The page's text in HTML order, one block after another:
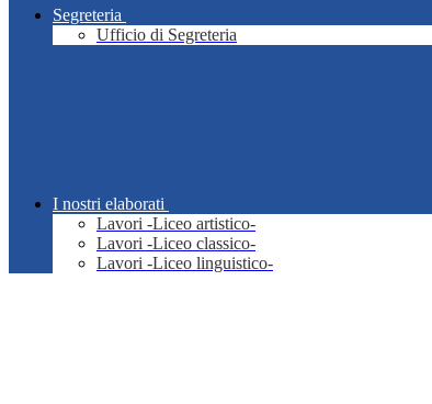
Segreteria
Ufficio di Segreteria
I nostri elaborati
Lavori -Liceo artistico-
Lavori -Liceo classico-
Lavori -Liceo linguistico-